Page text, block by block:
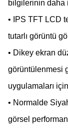
bilgilerinin daha
• IPS TFT LCD
tutarlı görüntü
• Dikey ekran
görüntülenmesi
uygulamaları
• Normalde
görsel